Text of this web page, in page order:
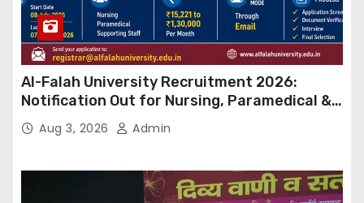
Al-Falah University Recruitment 2026:
Notification Out for Nursing, Paramedical &
Supporting Staff Posts, Apply Through Email
Aug 3, 2026 Admin